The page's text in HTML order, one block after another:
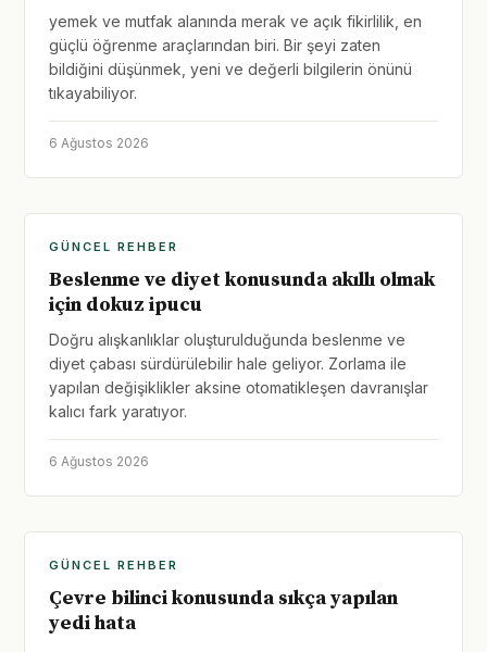
yemek ve mutfak alanında merak ve açık fikirlilik, en
güçlü öğrenme araçlarından biri. Bir şeyi zaten
bildiğini düşünmek, yeni ve değerli bilgilerin önünü
tıkayabiliyor.
6 Ağustos 2026
GÜNCEL REHBER
Beslenme ve diyet konusunda akıllı olmak
için dokuz ipucu
Doğru alışkanlıklar oluşturulduğunda beslenme ve
diyet çabası sürdürülebilir hale geliyor. Zorlama ile
yapılan değişiklikler aksine otomatikleşen davranışlar
kalıcı fark yaratıyor.
6 Ağustos 2026
GÜNCEL REHBER
Çevre bilinci konusunda sıkça yapılan
yedi hata